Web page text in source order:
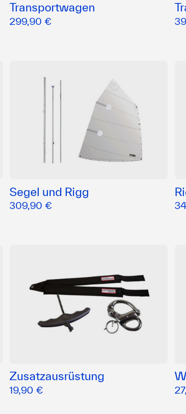
Transportwagen
299,90 €
Segel und Rigg
309,90 €
Zusatzausrüstung
19,90 €